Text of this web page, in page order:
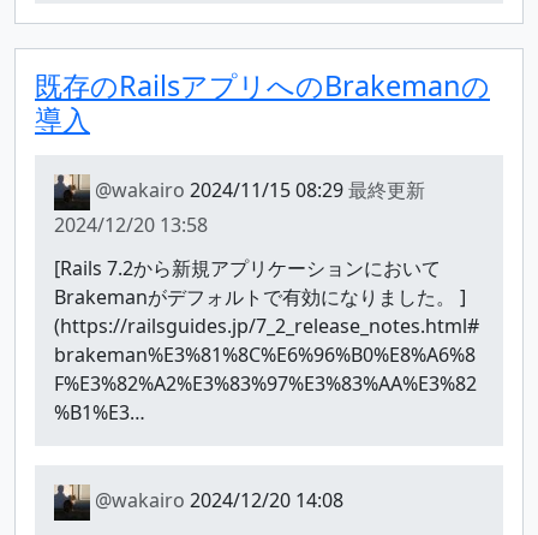
既存のRailsアプリへのBrakemanの
導入
@wakairo 2024/11/15 08:29最終更新
2024/12/20 13:58
[Rails 7.2から新規アプリケーションにおいて
Brakemanがデフォルトで有効になりました。 ]
(https://railsguides.jp/7_2_release_notes.html#
brakeman%E3%81%8C%E6%96%B0%E8%A6%8
F%E3%82%A2%E3%83%97%E3%83%AA%E3%82
%B1%E3…
@wakairo 2024/12/20 14:08